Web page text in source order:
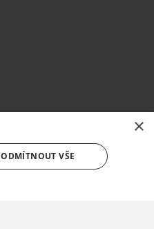
×
ODMÍTNOUT VŠE